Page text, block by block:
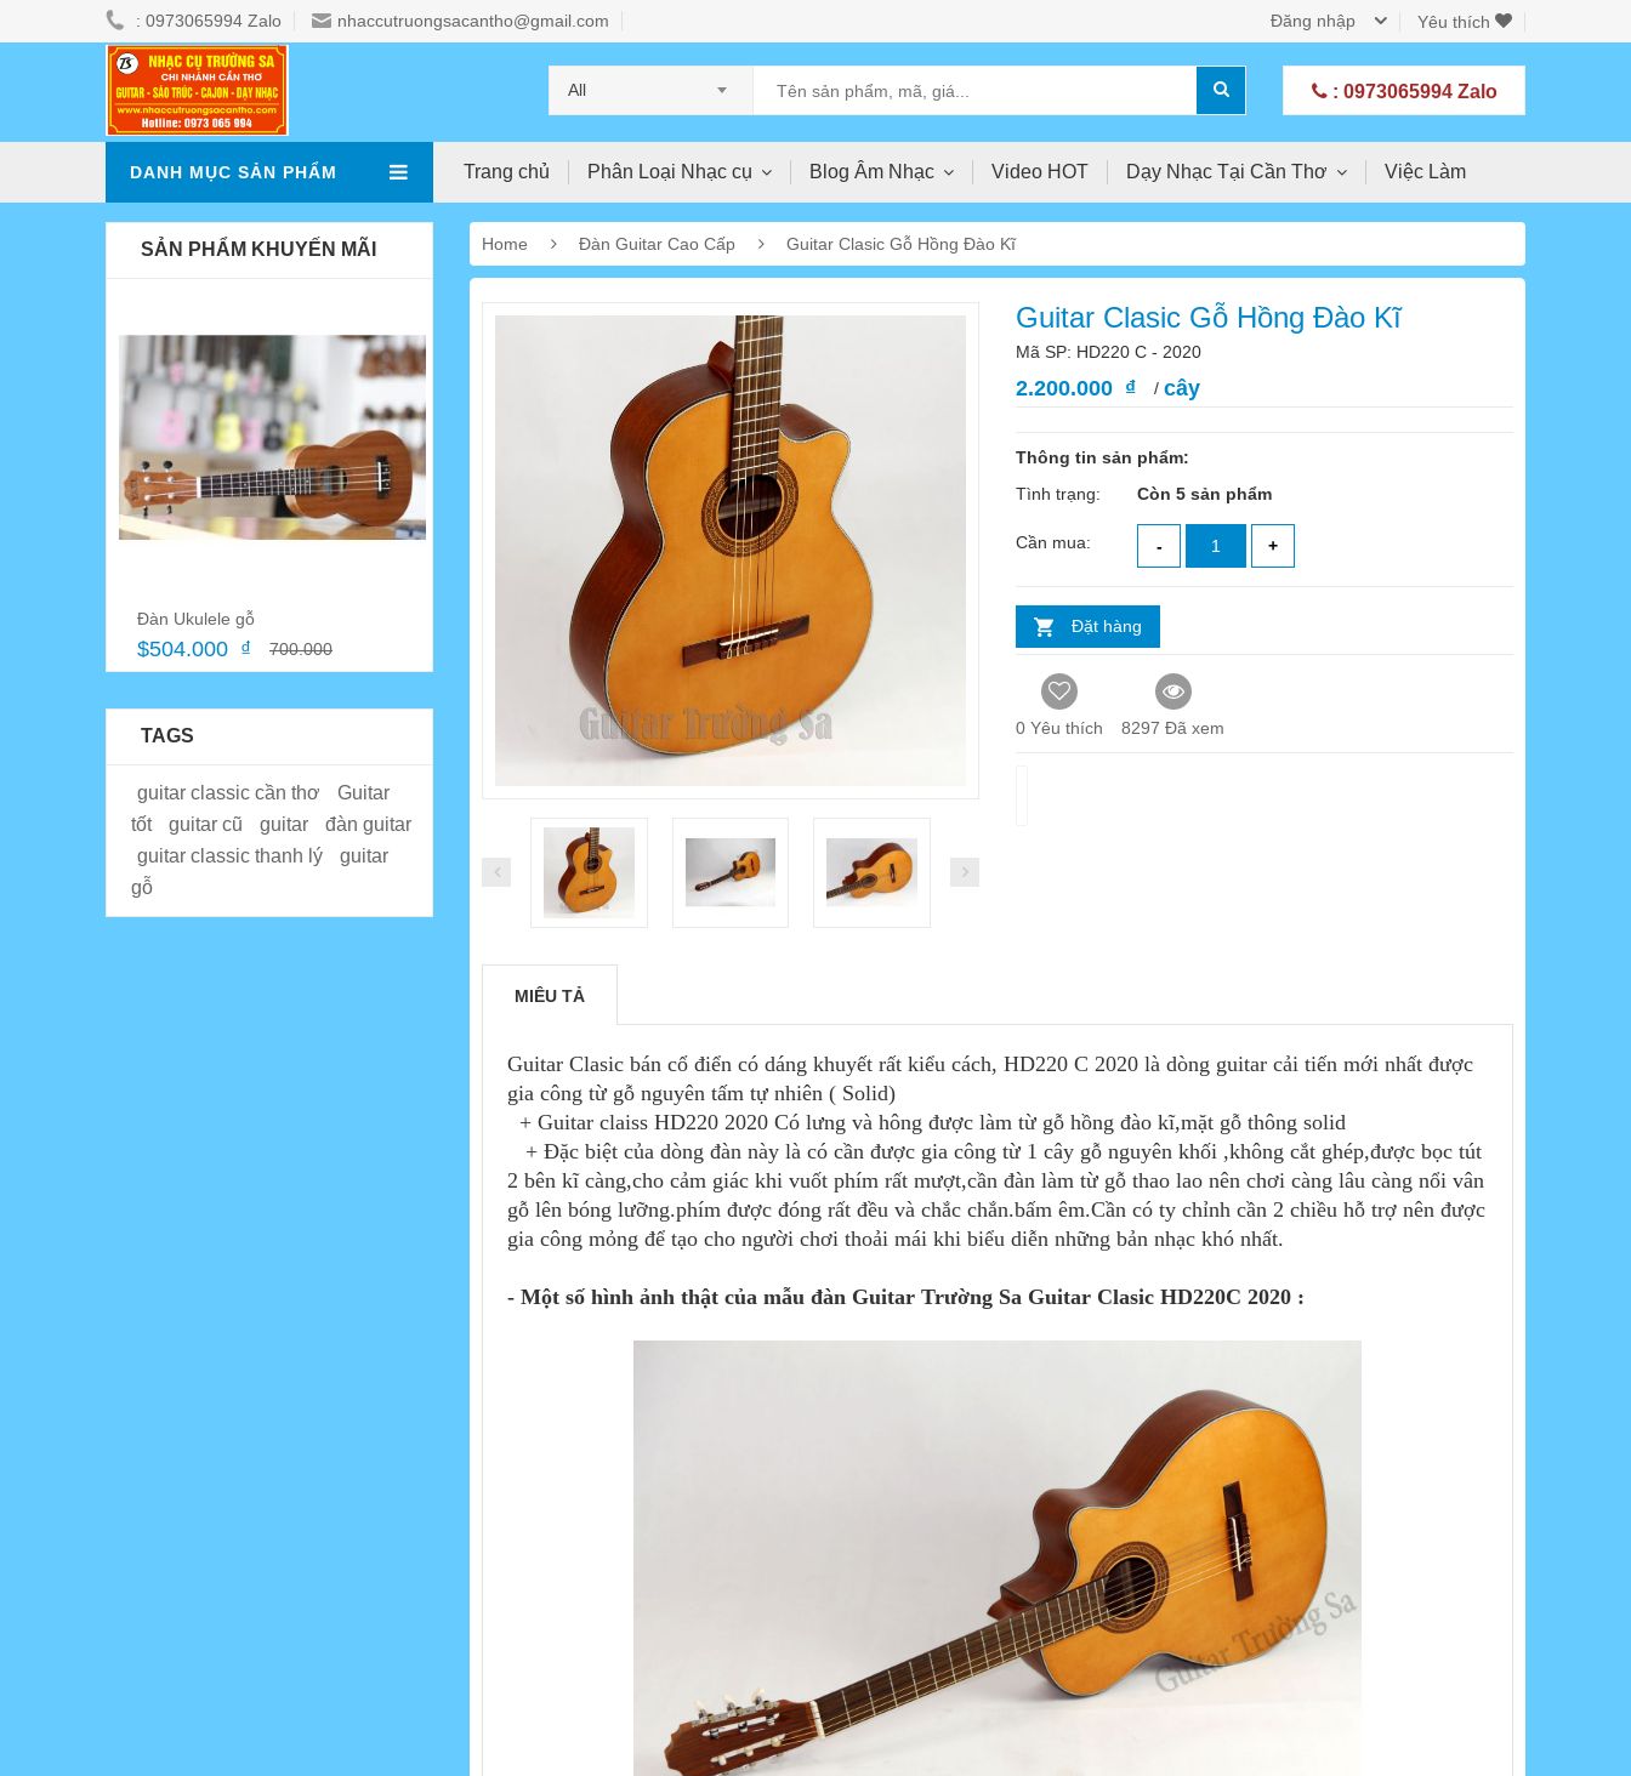
: 0973065994 Zalo nhaccutruongsacantho@gmail.com Đăng nhập Yêu thích
All : 0973065994 Zalo
DANH MỤC SẢN PHẨM Trang chủ Phân Loại Nhạc cụ Blog Âm Nhạc Video HOT Dạy Nhạc Tại Cần Thơ Việc Làm
SẢN PHẨM KHUYẾN MÃI
Đàn Ukulele gỗ
$504.000 ₫ 700.000
TAGS
guitar classic cần thơ
Guitar
tốt
guitar cũ guitar
đàn guitar
guitar classic thanh lý
guitar
gỗ
Home Đàn Guitar Cao Cấp Guitar Clasic Gỗ Hồng Đào Kĩ
Guitar Clasic Gỗ Hồng Đào Kĩ
Mã SP: HD220 C - 2020
2.200.000 ₫ / cây
Thông tin sản phẩm:
Tình trạng:
Còn 5 sản phẩm
Cần mua: - +
Đặt hàng
0 Yêu thích 8297 Đã xem
MIÊU TẢ
Guitar Clasic bán cổ điển có dáng khuyết rất kiểu cách, HD220 C 2020 là dòng guitar cải tiến mới nhất được
gia công từ gỗ nguyên tấm tự nhiên ( Solid)
+ Guitar claiss HD220 2020 Có lưng và hông được làm từ gỗ hồng đào kĩ,mặt gỗ thông solid
+ Đặc biệt của dòng đàn này là có cần được gia công từ 1 cây gỗ nguyên khối ,không cắt ghép,được bọc tút
2 bên kĩ càng,cho cảm giác khi vuốt phím rất mượt,cần đàn làm từ gỗ thao lao nên chơi càng lâu càng nổi vân
gỗ lên bóng lưỡng.phím được đóng rất đều và chắc chắn.bấm êm.Cần có ty chỉnh cần 2 chiều hỗ trợ nên được
gia công mỏng để tạo cho người chơi thoải mái khi biểu diễn những bản nhạc khó nhất.
- Một số hình ảnh thật của mẫu đàn Guitar Trường Sa Guitar Clasic HD220C 2020 :